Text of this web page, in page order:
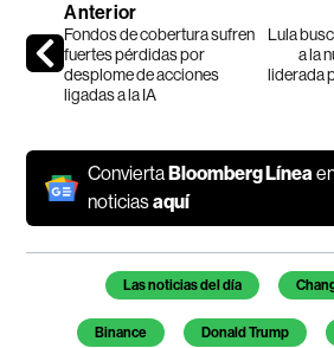
Anterior
Fondos de cobertura sufren
fuertes pérdidas por
desplome de acciones
ligadas a la IA
Lula
a la
liderada
ConviertaBloomberg Línea
noticiasaquí
Temas de este artículo
Las noticias del día
Binance Donald Trump